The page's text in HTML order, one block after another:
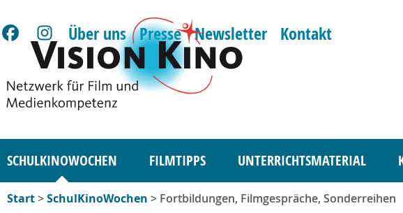
Über uns Presse Newsletter Kontakt
SCHULKINOWOCHEN FILMTIPPS UNTERRICHTSMATERIAL
Start>SchulKinoWochen > Fortbildungen, Filmgespräche, Sonderreihen